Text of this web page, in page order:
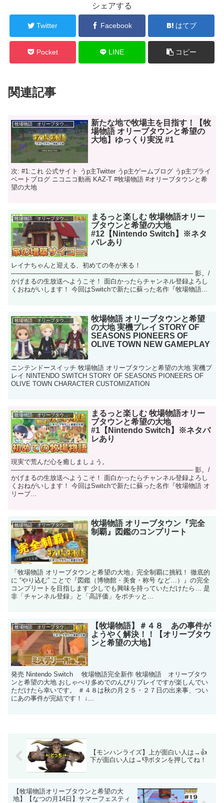
シェアする
Twitter Facebook はてブ
Pocket LINE コピー
関連記事
牧場物語 オリーブタウンと希望の大地
新たな地で牧場主を目指す！【牧
場物語 オリーブタウンと希望の
大地】ゆっくり実況 #1
次: #1:これ 公式サイト うp主Twitter うp主ゲームブログ うp主プライ
ベートブログ ニコニコ動画 KAZ-T #牧場物語 #オリーブタウンと希
望の大地
まるっと楽しむ 牧場物語オリー
ブタウンと希望の大地
#12【Nintendo Switch】※ネタ
バレあり
レイナちゃんと迎える、初めての冬が来る！
―――――――――――――――――――――――――――― 影。/
かげまるの生放送へようこそ！ 面白かったらチャンネル登録よろし
くおねがいします！ 今回はSwitchで新たに蘇った名作『牧場物語...
牧場物語 オリーブタウンと希望の大地
牧場物語 オリーブタウンと希望
の大地 実機プレイ STORY OF
SEASONS PIONEERS OF
OLIVE TOWN NEW GAMEPLAY
ニンテンドースイッチ 牧場物語 オリーブタウンと希望の大地 実機プ
レイ NINTENDO SWITCH STORY OF SEASONS PIONEERS OF
OLIVE TOWN CHARACTER CUSTOMIZATION
牧場物語 オリーブタウンと希望の大地
まるっと楽しむ 牧場物語オリー
ブタウンと希望の大地
#1【Nintendo Switch】※ネタバ
レあり
現実で荒んだ心を癒しましょう。
―――――――――――――――――――――――――――― 影。/
かげまるの生放送へようこそ！ 面白かったらチャンネル登録よろし
くおねがいします！ 今回はSwitchで新たに蘇った名作『牧場物語 オ
リーブ...
牧場物語 オリーブタウンと希望の大地
牧場物語 オリーブタウン『完全
制覇』図鑑のコンプリート
「牧場物語 オリーブタウンと希望の大地」完全制覇に挑戦！ 徹底的
に “やり込む” ことで『図鑑（博物館・美食・称号 など…）』の完全
コンプリートを目指します 少しでも興味を持っていただけたら… 是
非「チャンネル登録」と「高評価」をポチッと...
牧場物語 オリーブタウンと希望の大地
【牧場物語】＃４８ あの事件が
ようやく解決！！【オリーブタウ
ンと希望の大地】
発売 Nintendo Switch 牧場物語完全新作 牧場物語 オリーブタウ
ンと希望の大地 おしゃべり多めでのんびりプレイですが楽しんでい
ただけたら幸いです。 ＃４８は秋の月２５・２７日の出来事、つい
にあの事件が完結です！ ↓...
【モンハンライズ】上が面白い人は→👍
下が面白い人は→👎ボタンを押してね！
【牧場物語オリーブタウンと希望の大
地】【なつの月14日】サマーフェスティ